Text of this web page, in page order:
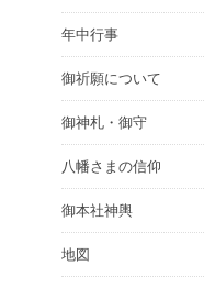
年中行事
御祈願について
御神札・御守
八幡さまの信仰
御本社神輿
地図